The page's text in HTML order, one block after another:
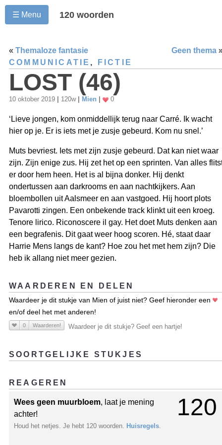
☰ Menu 120 woorden
« Themaloze fantasie Geen thema
COMMUNICATIE , FICTIE
LOST (46)
10 oktober 2019 120w Mien 0
‘Lieve jongen, kom onmiddellijk terug naar Carré. Ik wacht
hier op je. Er is iets met je zusje gebeurd. Kom nu snel.’
Muts bevriest. Iets met zijn zusje gebeurd. Dat kan niet waar
zijn. Zijn enige zus. Hij zet het op een sprinten. Van alles
er door hem heen. Het is al bijna donker. Hij denkt
ondertussen aan darkrooms en aan nachtkijkers. Aan
bloembollen uit Aalsmeer en aan vastgoed. Hij hoort plots
Pavarotti zingen. Een onbekende track klinkt uit een kroeg.
Tenore lirico. Riconoscere il gay. Het doet Muts denken aan
een begrafenis. Dit gaat weer hoog scoren. Hé, staat daar
Harrie Mens langs de kant? Hoe zou het met hem zijn? Die
heb ik allang niet meer gezien.
WAARDEREN EN DELEN
Waardeer je dit stukje van Mien of juist niet? Geef hieronder een
en/of deel het met anderen!
0 Waarderen! Waardeer je dit stukje? Geef een hartje!
SOORTGELIJKE STUKJES
REAGEREN
120
Wees geen muurbloem, laat je mening
achter!
Houd het netjes. Je hebt 120 woorden. Huisregels